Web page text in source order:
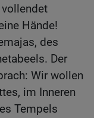
Hände!
des
Der
Wir wollen
im Inneren
Tempels